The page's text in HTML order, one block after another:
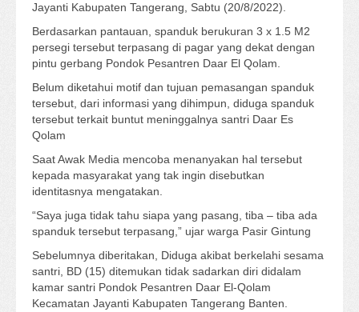
Jayanti Kabupaten Tangerang, Sabtu (20/8/2022).
Berdasarkan pantauan, spanduk berukuran 3 x 1.5 M2
persegi tersebut terpasang di pagar yang dekat dengan
pintu gerbang Pondok Pesantren Daar El Qolam.
Belum diketahui motif dan tujuan pemasangan spanduk
tersebut, dari informasi yang dihimpun, diduga spanduk
tersebut terkait buntut meninggalnya santri Daar Es
Qolam
Saat Awak Media mencoba menanyakan hal tersebut
kepada masyarakat yang tak ingin disebutkan
identitasnya mengatakan.
“Saya juga tidak tahu siapa yang pasang, tiba – tiba ada
spanduk tersebut terpasang,” ujar warga Pasir Gintung
Sebelumnya diberitakan, Diduga akibat berkelahi sesama
santri, BD (15) ditemukan tidak sadarkan diri didalam
kamar santri Pondok Pesantren Daar El-Qolam
Kecamatan Jayanti Kabupaten Tangerang Banten.